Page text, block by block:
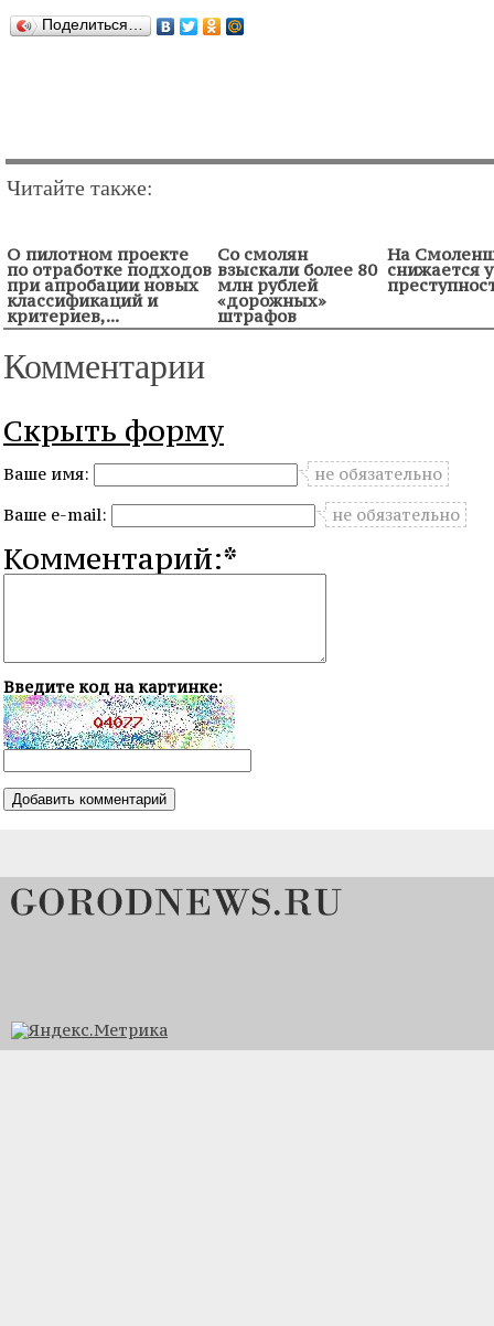
Поделиться…
Читайте также:
О пилотном проекте
по отработке подходов
при апробации новых
классификаций и
критериев,...
Со смолян
взыскали более 80
млн рублей
«дорожных»
штрафов
На
снижается
Комментарии
Скрыть форму
Ваше имя:
не обязательно
Ваше e-mail:
не обязательно
Комментарий:*
Введите код на картинке: